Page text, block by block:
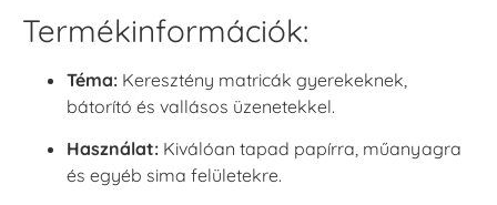
Termékinformációk:
Téma: Keresztény matricák gyerekeknek,
bátorító és vallásos üzenetekkel.
Használat: Kiválóan tapad papírra, műanyagra
és egyéb sima felületekre.